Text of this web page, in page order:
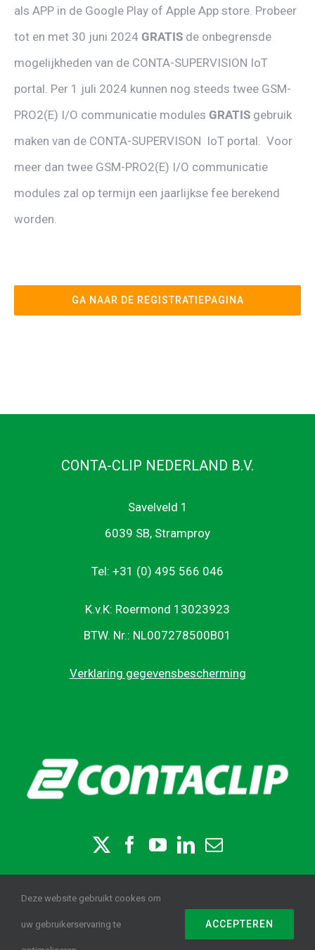
als APP in de Google Play of Apple App store. Probeer
tot en met 30 juni 2024 GRATIS de onbegrensde
mogelijkheden van de CONTA-SUPERVISION IoT
portal. Per 1 juli 2024 kunnen nog steeds twee GSM-
PRO2(E) I/O communicatie modules GRATIS gebruik
maken van de CONTA-SUPERVISON IoT portal. Voor
meer dan twee GSM-PRO2(E) I/O communicatie
modules zal op termijn een jaarlijkse fee berekend
worden.
GA NAAR DE REGISTRATIEPAGINA
CONTA-CLIP NEDERLAND B.V.
Savelveld 1
6039 SB, Stramproy
Tel: +31 (0) 495 566 046
K.v.K: Roermond 13023923
BTW. Nr.: NL007278500B01
Verklaring gegevensbescherming
Deze website gebruikt cookes om
uw gebruikerservaring te ACCEPTEREN